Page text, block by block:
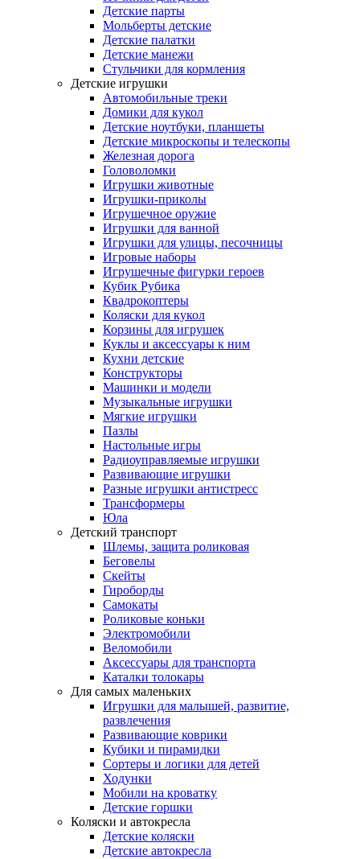
Детские парты
Мольберты детские
Детские палатки
Детские манежи
Стульчики для кормления
Детские игрушки
Автомобильные треки
Домики для кукол
Детские ноутбуки, планшеты
Детские микроскопы и телескопы
Железная дорога
Головоломки
Игрушки животные
Игрушки-приколы
Игрушечное оружие
Игрушки для ванной
Игрушки для улицы, песочницы
Игровые наборы
Игрушечные фигурки героев
Кубик Рубика
Квадрокоптеры
Коляски для кукол
Корзины для игрушек
Куклы и аксессуары к ним
Кухни детские
Конструкторы
Машинки и модели
Музыкальные игрушки
Мягкие игрушки
Пазлы
Настольные игры
Радиоуправляемые игрушки
Развивающие игрушки
Разные игрушки антистресс
Трансформеры
Юла
Детский транспорт
Шлемы, защита роликовая
Беговелы
Скейты
Гироборды
Самокаты
Роликовые коньки
Электромобили
Веломобили
Аксессуары для транспорта
Каталки толокары
Для самых маленьких
Игрушки для малышей, развитие,
развлечения
Развивающие коврики
Кубики и пирамидки
Сортеры и логики для детей
Ходунки
Мобили на кроватку
Детские горшки
Коляски и автокресла
Детские коляски
Детские автокресла